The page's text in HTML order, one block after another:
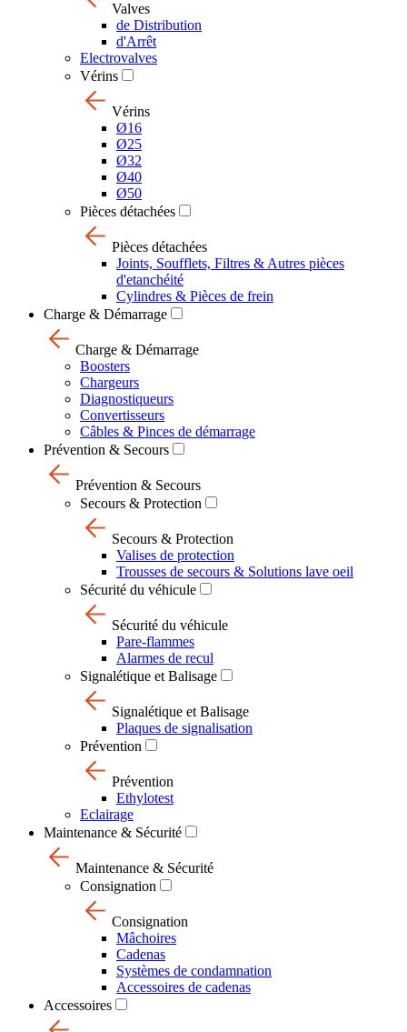
Valves
de Distribution
d'Arrêt
Electrovalves
Vérins
Vérins
Ø16
Ø25
Ø32
Ø40
Ø50
Pièces détachées
Pièces détachées
Joints, Soufflets, Filtres & Autres pièces
d'etanchéité
Cylindres & Pièces de frein
Charge & Démarrage
Charge & Démarrage
Boosters
Chargeurs
Diagnostiqueurs
Convertisseurs
Câbles & Pinces de démarrage
Prévention & Secours
Prévention & Secours
Secours & Protection
Secours & Protection
Valises de protection
Trousses de secours & Solutions lave oeil
Sécurité du véhicule
Sécurité du véhicule
Pare-flammes
Alarmes de recul
Signalétique et Balisage
Signalétique et Balisage
Plaques de signalisation
Prévention
Prévention
Ethylotest
Eclairage
Maintenance & Sécurité
Maintenance & Sécurité
Consignation
Consignation
Mâchoires
Cadenas
Systèmes de condamnation
Accessoires de cadenas
Accessoires